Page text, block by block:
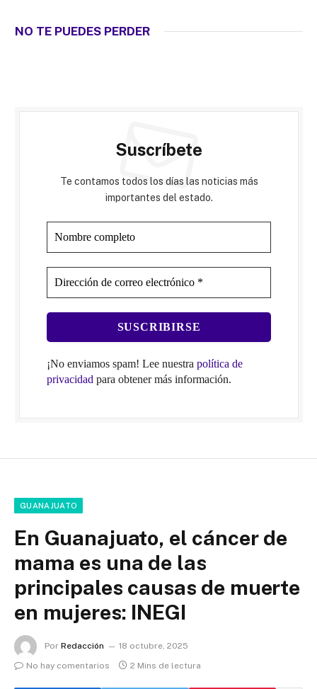
NO TE PUEDES PERDER
Suscríbete
Te contamos todos los días las noticias más
importantes del estado.
¡No enviamos spam! Lee nuestra política de
privacidad para obtener más información.
GUANAJUATO
En Guanajuato, el cáncer de
mama es una de las
principales causas de muerte
en mujeres: INEGI
Por Redacción
18 octubre, 2025
No hay comentarios
2 Mins de lectura